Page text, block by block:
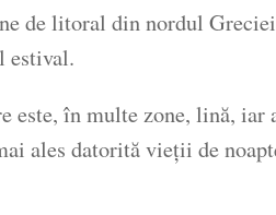
de litoral din nordul
estival.
este, în multe zone, lină, iar
ales datorită vieții de